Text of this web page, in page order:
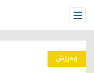
Open Menu
وەرزش